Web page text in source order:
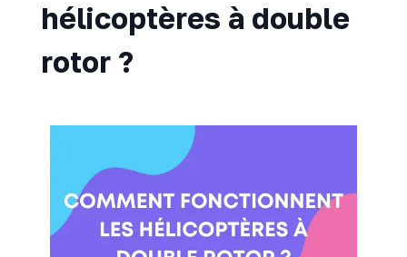
hélicoptères à double
rotor ?